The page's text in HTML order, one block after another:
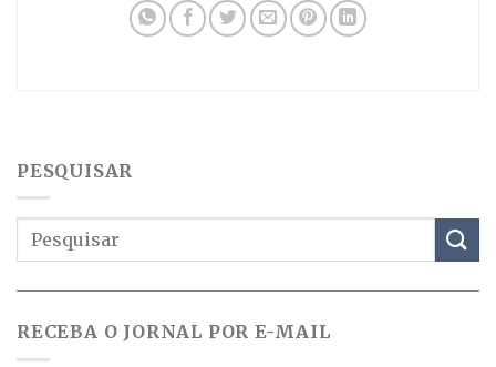
PESQUISAR
RECEBA O JORNAL POR E-MAIL